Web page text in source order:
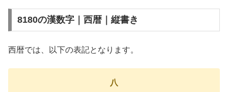
8180の漢数字｜西暦｜縦書き
西暦では、以下の表記となります。
八